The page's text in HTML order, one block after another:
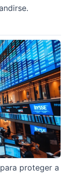
proteger a